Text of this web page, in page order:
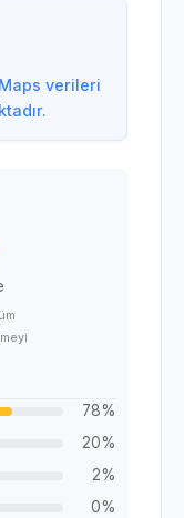
verileri
78%
20%
2%
0%